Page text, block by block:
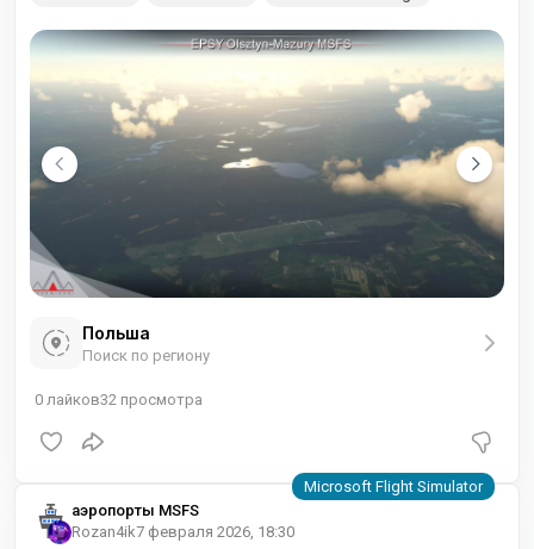
Польша
Поиск по региону
0 лайков32 просмотра
аэропорты MSFS
Rozan4ik7 февраля 2026, 18:30